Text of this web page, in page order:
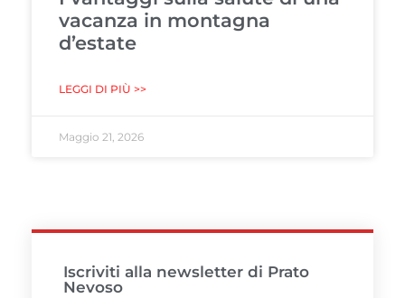
vacanza in montagna
d’estate
LEGGI DI PIÙ >>
Maggio 21, 2026
Iscriviti alla newsletter di Prato
Nevoso